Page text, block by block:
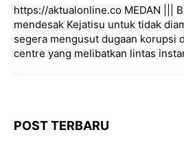
https://aktualonline.co MEDAN |||
mendesak Kejatisu untuk tidak
segera mengusut dugaan korupsi
centre yang melibatkan lintas
POST TERBARU